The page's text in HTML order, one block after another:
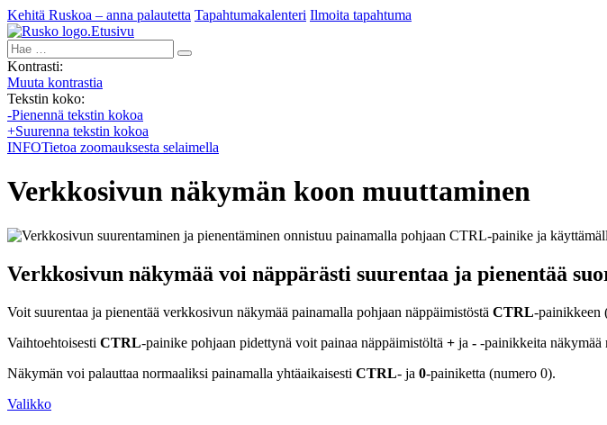
Kehitä Ruskoa – anna palautetta Tapahtumakalenteri Ilmoita tapahtuma
Etusivu
Hae:
Kontrasti:
Muuta kontrastia
Tekstin koko:
-Pienennä tekstin kokoa
+Suurenna tekstin kokoa
INFOTietoa zoomauksesta selaimella
Verkkosivun näkymän koon muuttaminen
Verkkosivun näkymää voi näppärästi suurentaa ja pienentää
Voit suurentaa ja pienentää verkkosivun näkymää painamalla pohjaan näppäimistöstä CTRL-painikkeen
Vaihtoehtoisesti CTRL-painike pohjaan pidettynä voit painaa näppäimistöltä + ja - -painikkeita näkymää
Näkymän voi palauttaa normaaliksi painamalla yhtäaikaisesti CTRL- ja 0-painiketta (numero 0).
Valikko